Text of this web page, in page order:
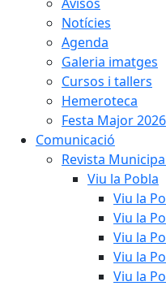
Notícies
Agenda
Galeria imatges
Cursos i tallers
Hemeroteca
Festa Major 2026
Comunicació
Revista
Viu la Pobla
Viu la
Viu la
Viu la
Viu la
Viu la